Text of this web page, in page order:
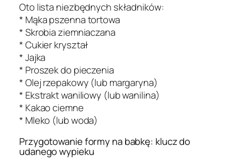
Oto lista niezbędnych składników:
* Mąka pszenna tortowa
* Skrobia ziemniaczana
* Cukier kryształ
* Jajka
* Proszek do pieczenia
* Olej rzepakowy (lub margaryna)
* Ekstrakt waniliowy (lub wanilina)
* Kakao ciemne
* Mleko (lub woda)
Przygotowanie formy na babkę: klucz do
udanego wypieku